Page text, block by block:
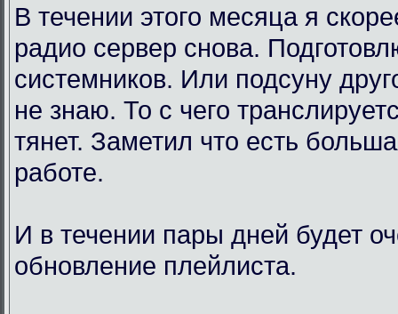
В течении этого месяца я
радио сервер снова.
системников. Или подсуну
не знаю. То с чего
тянет. Заметил что есть
работе.
И в течении пары дней будет
обновление плейлиста.